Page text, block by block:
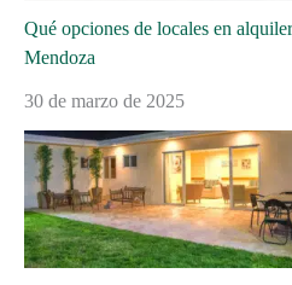
Qué opciones de locales en
Mendoza
30 de marzo de 2025